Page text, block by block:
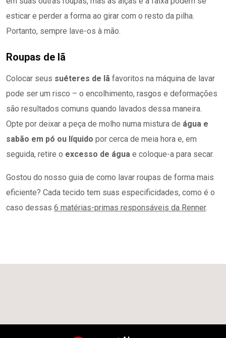
esticar e perder a forma ao girar com o resto da pilha.
Portanto, sempre lave-os à mão.
Roupas de lã
Colocar seus suéteres de lã favoritos na máquina de lavar
pode ser um risco – o encolhimento, rasgos e deformações
são resultados comuns quando lavados dessa maneira.
Opte por deixar a peça de molho numa mistura de água e
sabão em pó ou líquido por cerca de meia hora e, em
seguida, retire o excesso de água e coloque-a para secar.
Gostou do nosso guia de como lavar roupas de forma mais
eficiente? Cada tecido tem suas especificidades, como é o
caso dessas 6 matérias-primas responsáveis da Renner.